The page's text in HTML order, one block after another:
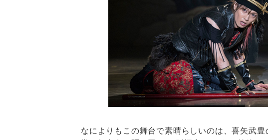
なによりもこの舞台で素晴らしいのは、喜矢武豊